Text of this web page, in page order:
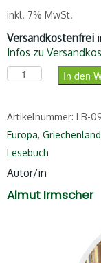
inkl. 7% MwSt.
Versandkostenfrei
Infos zu
Das Griechenland-
In den
Artikelnummer: LB-
Europa, Griechenland
Lesebuch
Autor/in
Almut Irmscher